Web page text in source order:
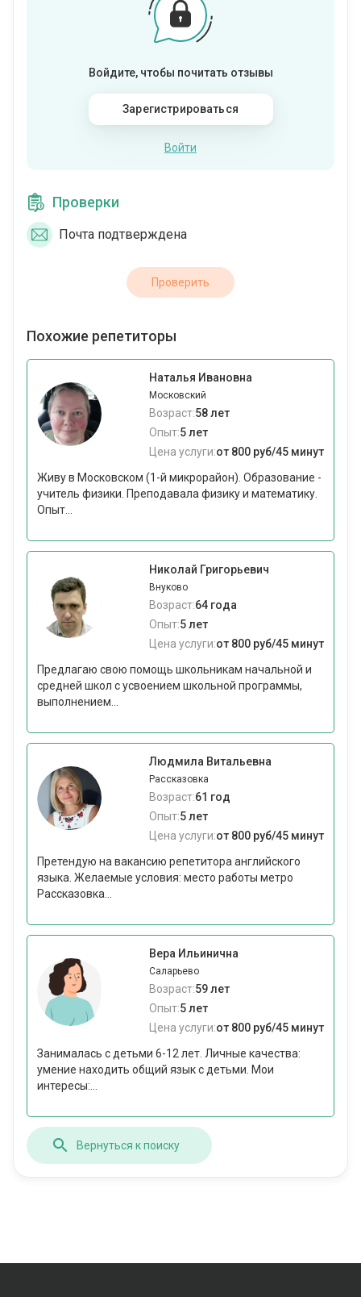
Войдите, чтобы почитать отзывы
Зарегистрироваться
Войти
Проверки
Почта подтверждена
Проверить
Похожие репетиторы
Наталья Ивановна
Московский
Возраст:58 лет
Опыт:5 лет
Цена услуги:от 800 руб/45 минут
Живу в Московском (1-й микрорайон). Образование -
учитель физики. Преподавала физику и математику.
Опыт...
Николай Григорьевич
Внуково
Возраст:64 года
Опыт:5 лет
Цена услуги:от 800 руб/45 минут
Предлагаю свою помощь школьникам начальной и
средней школ с усвоением школьной программы,
выполнением...
Людмила Витальевна
Рассказовка
Возраст:61 год
Опыт:5 лет
Цена услуги:от 800 руб/45 минут
Претендую на вакансию репетитора английского
языка. Желаемые условия: место работы метро
Рассказовка...
Вера Ильинична
Саларьево
Возраст:59 лет
Опыт:5 лет
Цена услуги:от 800 руб/45 минут
Занималась с детьми 6-12 лет. Личные качества:
умение находить общий язык с детьми. Мои
интересы:...
Вернуться к поиску